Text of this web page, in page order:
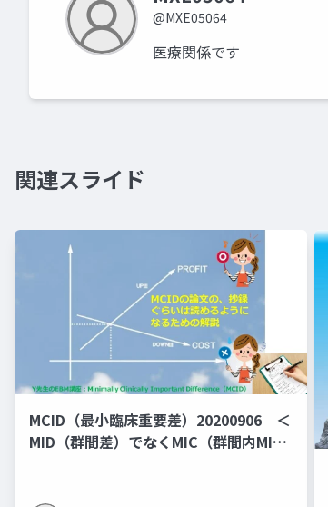
@MXE05064
医療関係です
関連スライド
MCID（最小臨床重要差）20200906 ＜
MID（群間差）でなくMIC（群間内MID)